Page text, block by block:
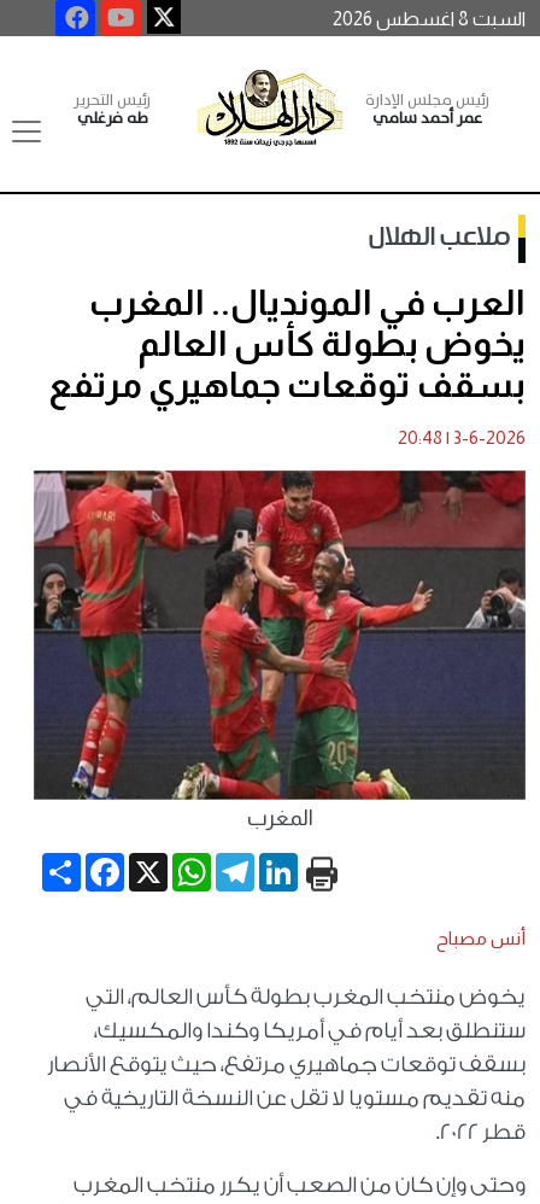
السبت 8 اغسطس 2026
رئيس مجلس الإدارة
عمر أحمد سامي
رئيس التحرير
طه فرغلي
ملاعب الهلال
العرب في المونديال.. المغرب
يخوض بطولة كأس العالم
بسقف توقعات جماهيري مرتفع
3-6-2026
|
20:48
المغرب
Share
Facebook X
WhatsApp
TelegramLinkedIn
أنس مصباح
يخوض منتخب المغرب بطولة كأس العالم، التي
ستنطلق بعد أيام في أمريكا وكندا والمكسيك،
بسقف توقعات جماهيري مرتفع، حيث يتوقع الأنصار
منه تقديم مستويا لا تقل عن النسخة التاريخية في
قطر 2022.
وحتى وإن كان من الصعب أن يكرر منتخب المغرب